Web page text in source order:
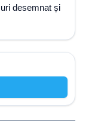
desemnat și